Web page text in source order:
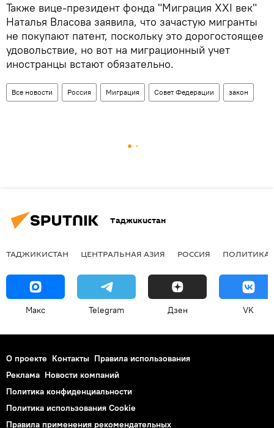
Также вице-президент фонда "Миграция XXI век"
Наталья Власова заявила, что зачастую мигранты
не покупают патент, поскольку это дорогостоящее
удовольствие, но вот на миграционный учет
иностранцы встают обязательно.
Все новости Россия Миграция Совет Федерации закон
Таджикистан
ТАДЖИКИСТАН ЦЕНТРАЛЬНАЯ АЗИЯ РОССИЯ ПОЛИТИКА
Макс Telegram Дзен VK
О проекте Контакты Правила использования
Реклама Новости компаний
Политика конфиденциальности
Политика использования Cookie
Правила применения рекомендательных